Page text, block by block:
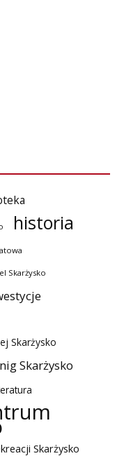
historia
Skarżysko
Skarżysko
Skarżysko
Skarżysko